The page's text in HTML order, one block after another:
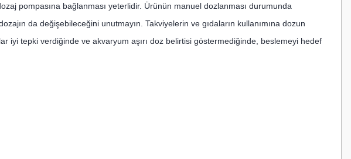
pompasına bağlanması yeterlidir. Ürünün manuel dozlanması durumunda
da değişebileceğini unutmayın. Takviyelerin ve gıdaların kullanımına dozun
iyi tepki verdiğinde ve akvaryum aşırı doz belirtisi göstermediğinde, beslemeyi hedef